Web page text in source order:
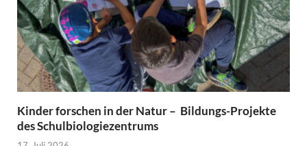
Kinder forschen in der Natur – Bildungs-Projekte
des Schulbiologiezentrums